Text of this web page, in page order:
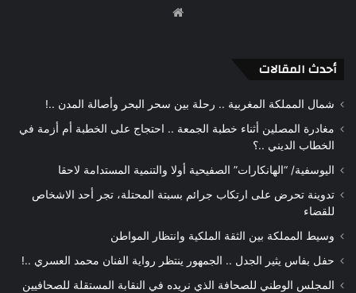
أحدث المقالات
شمال المملكة المغربية .. رحلة بين سحر البحر وأصالة المدن ..!
مغادرة المصلين أثناء خطبة الجمعة .. احتجاج على الخطبة أم أزمة في
الخطاب الديني ..؟
اليوسفية/ “الهانكارات” الصفيحية أولا والتنمية المستدامة لاحقا
تدوينة تحرض على ارتكاب جرائم بسبتة المحتلة، تجر أحد الاشخاص
للقضاء
وسيط المملكة بين الثقة الملكية وانتظار المواطن
حفل بفاس يثير الجدل .. الجمهور ينتظر رواية الفنان محمد العسري ..!
المجلس الوطني للصحافة الذي نريده في النقابة المستقلة للصحافيين